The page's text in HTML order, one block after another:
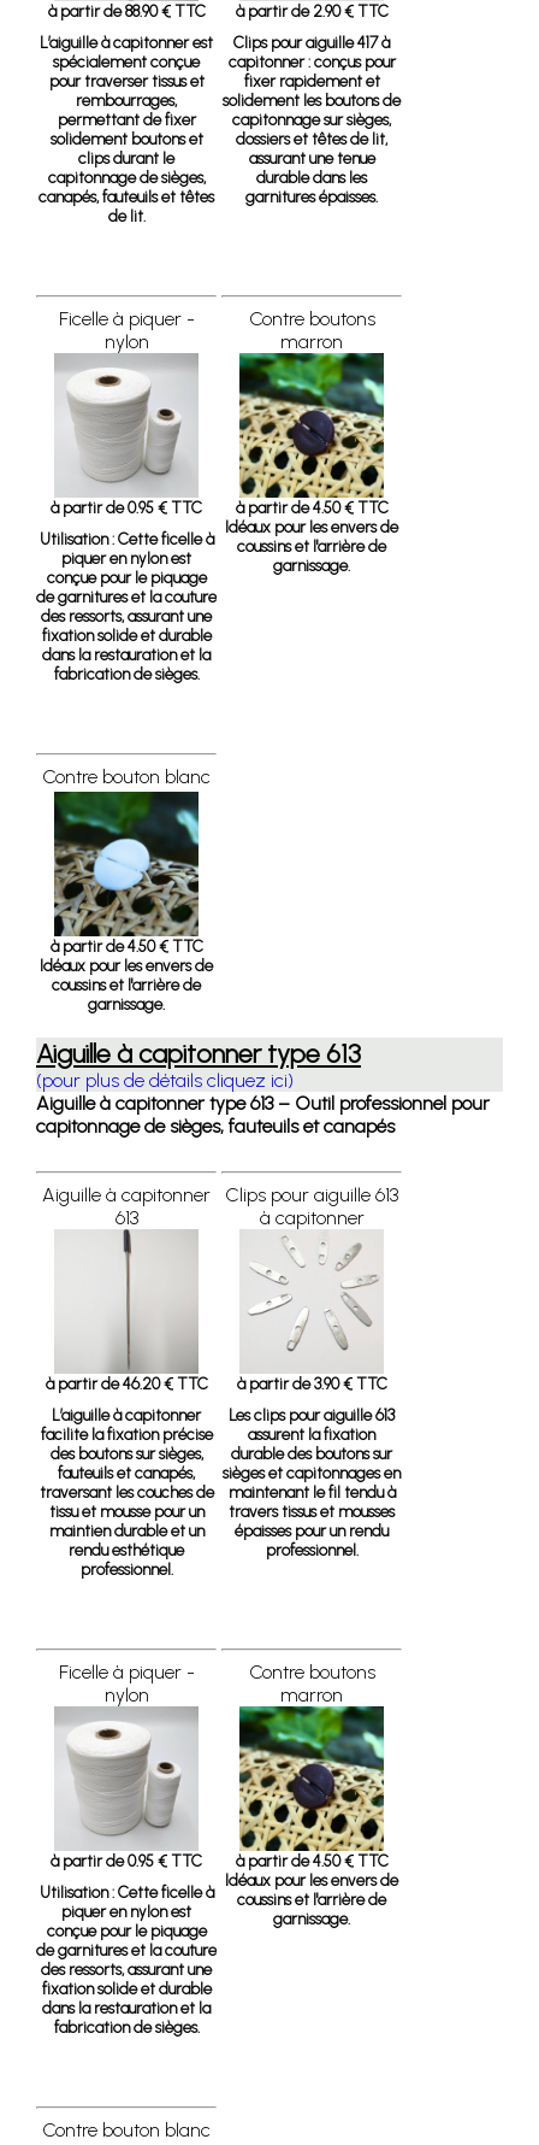
à partir de 88.90 € TTC
L’aiguille à capitonner est
spécialement conçue
pour traverser tissus et
rembourrages,
permettant de fixer
solidement boutons et
clips durant le
capitonnage de sièges,
canapés, fauteuils et têtes
de lit.
à partir de 2.90 € TTC
Clips pour aiguille 417 à
capitonner: conçus pour
fixer rapidement et
solidement les boutons de
capitonnage sur sièges,
dossiers et têtes de lit,
assurant une tenue
durable dans les
garnitures épaisses.
Ficelle à piquer -
nylon
à partir de 0.95 € TTC
Utilisation :Cette ficelle à
piquer en nylon est
conçue pour le piquage
de garnitures et la couture
des ressorts, assurant une
fixation solide et durable
dans la restauration et la
fabrication de sièges.
Contre boutons
marron
à partir de 4.50 € TTC
Idéaux pour les envers de
coussins et l'arrière de
garnissage.
Contre bouton blanc
à partir de 4.50 € TTC
Idéaux pour les envers de
coussins et l'arrière de
garnissage.
Aiguille à capitonner type 613
(pour plus de détails cliquez ici)
Aiguille à capitonner type 613 – Outil professionnel pour
capitonnage de sièges, fauteuils et canapés
Aiguille à capitonner
613
à partir de 46.20 € TTC
L’aiguille à capitonner
facilite la fixation précise
des boutons sur sièges,
fauteuils et canapés,
traversant les couches de
tissu et mousse pour un
maintien durable et un
rendu esthétique
professionnel.
Clips pour aiguille 613
à capitonner
à partir de 3.90 € TTC
Les clips pour aiguille 613
assurent la fixation
durable des boutons sur
sièges et capitonnages en
maintenant le fil tendu à
travers tissus et mousses
épaisses pour un rendu
professionnel.
Ficelle à piquer -
nylon
à partir de 0.95 € TTC
Utilisation :Cette ficelle à
piquer en nylon est
conçue pour le piquage
de garnitures et la couture
des ressorts, assurant une
fixation solide et durable
dans la restauration et la
fabrication de sièges.
Contre boutons
marron
à partir de 4.50 € TTC
Idéaux pour les envers de
coussins et l'arrière de
garnissage.
Contre bouton blanc